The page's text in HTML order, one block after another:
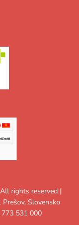
rights reserved |
Slovensko
531 000